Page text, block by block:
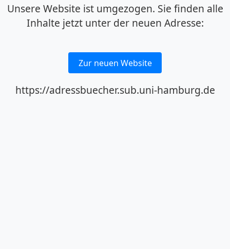
Unsere Website ist umgezogen. Sie finden alle
Inhalte jetzt unter der neuen Adresse:
Zur neuen Website
https://adressbuecher.sub.uni-hamburg.de